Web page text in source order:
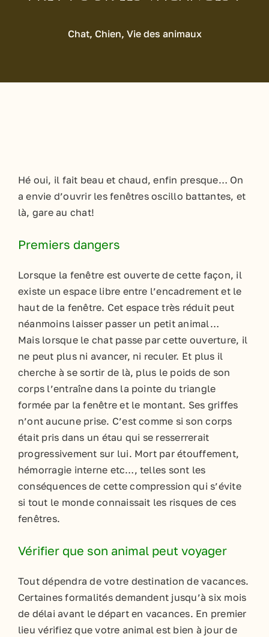
Chat, Chien, Vie des animaux
Hé oui, il fait beau et chaud, enfin presque… On
a envie d’ouvrir les fenêtres oscillo battantes, et
là, gare au chat!
Premiers dangers
Lorsque la fenêtre est ouverte de cette façon, il
existe un espace libre entre l’encadrement et le
haut de la fenêtre. Cet espace très réduit peut
néanmoins laisser passer un petit animal…
Mais lorsque le chat passe par cette ouverture, il
ne peut plus ni avancer, ni reculer. Et plus il
cherche à se sortir de là, plus le poids de son
corps l’entraîne dans la pointe du triangle
formée par la fenêtre et le montant. Ses griffes
n’ont aucune prise. C’est comme si son corps
était pris dans un étau qui se resserrerait
progressivement sur lui. Mort par étouffement,
hémorragie interne etc…, telles sont les
conséquences de cette compression qui s’évite
si tout le monde connaissait les risques de ces
fenêtres.
Vérifier que son animal peut voyager
Tout dépendra de votre destination de vacances.
Certaines formalités demandent jusqu’à six mois
de délai avant le départ en vacances. En premier
lieu vérifiez que votre animal est bien à jour de